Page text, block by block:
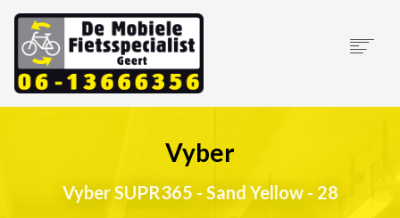
NIEUWE FIETSEN
Vyber
Vyber SUPR365 - Sand Yellow - 28